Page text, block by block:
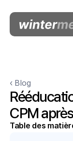
‹ Blog
CPM
Table des